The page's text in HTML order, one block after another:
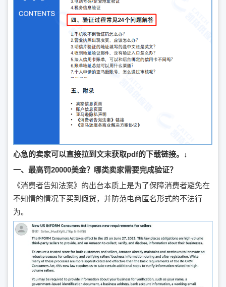
心急的卖家可以直接拉到文末获取pdf的下载链接。↓
一、最高罚20000美金？哪类卖家需要完成验证？
《消费者告知法案》的出台本质上是为了保障消费者避免在
不知情的情况下买到假货，并防范电商匿名形式的不法行
为。